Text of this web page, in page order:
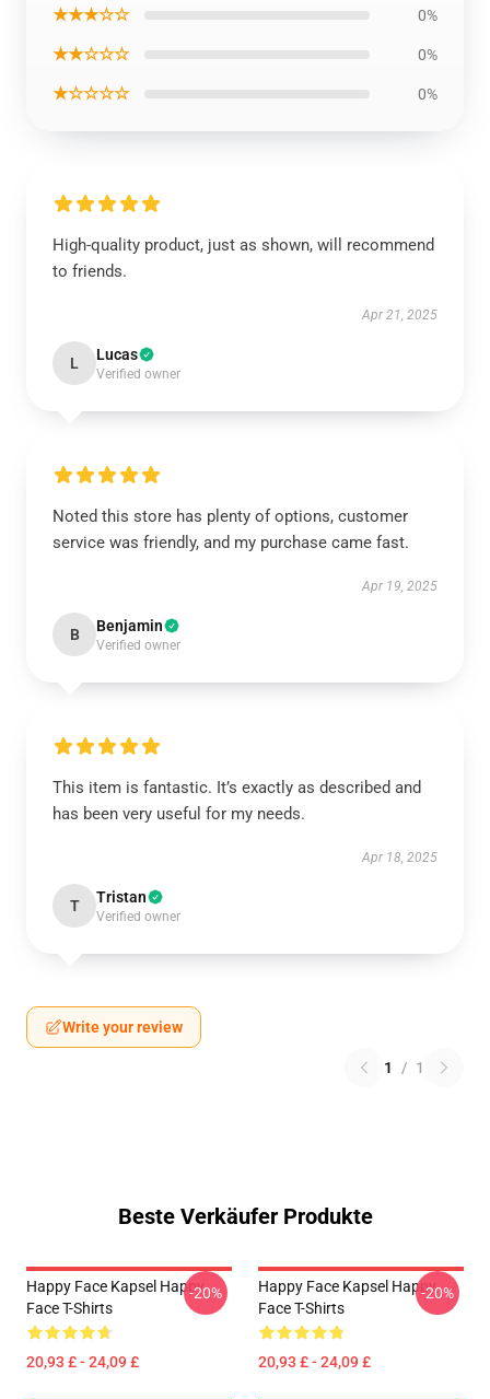
★★★☆☆ 0%
★★☆☆☆ 0%
★☆☆☆☆ 0%
High-quality product, just as shown, will recommend
to friends.
Apr 21, 2025
L Lucas
Verified owner
Noted this store has plenty of options, customer
service was friendly, and my purchase came fast.
Apr 19, 2025
B Benjamin
Verified owner
This item is fantastic. It’s exactly as described and
has been very useful for my needs.
Apr 18, 2025
T Tristan
Verified owner
Write your review
1 / 1
Beste Verkäufer Produkte
Happy Face Kapsel Happy
Face T-Shirts
20,93 £ - 24,09 £
-20%
Happy Face Kapsel Happy
Face T-Shirts
20,93 £ - 24,09 £
-20%